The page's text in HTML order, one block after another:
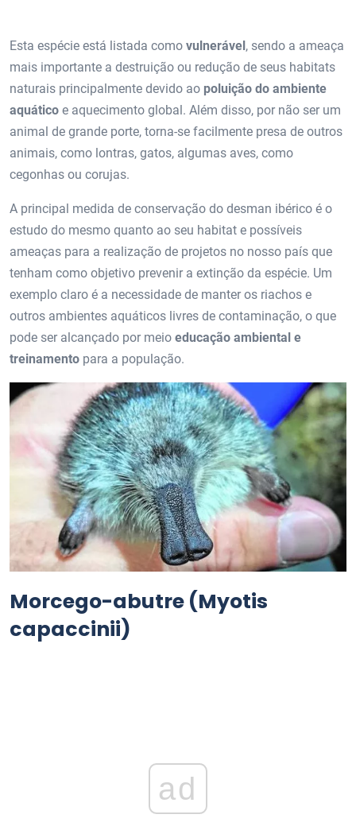
Esta espécie está listada como vulnerável, sendo a ameaça
mais importante a destruição ou redução de seus habitats
naturais principalmente devido ao poluição do ambiente
aquático e aquecimento global. Além disso, por não ser um
animal de grande porte, torna-se facilmente presa de outros
animais, como lontras, gatos, algumas aves, como
cegonhas ou corujas.
A principal medida de conservação do desman ibérico é o
estudo do mesmo quanto ao seu habitat e possíveis
ameaças para a realização de projetos no nosso país que
tenham como objetivo prevenir a extinção da espécie. Um
exemplo claro é a necessidade de manter os riachos e
outros ambientes aquáticos livres de contaminação, o que
pode ser alcançado por meio educação ambiental e
treinamento para a população.
Morcego-abutre (Myotis
capaccinii)
ad